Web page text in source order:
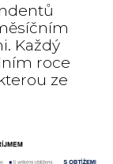
Každý
roce
ze